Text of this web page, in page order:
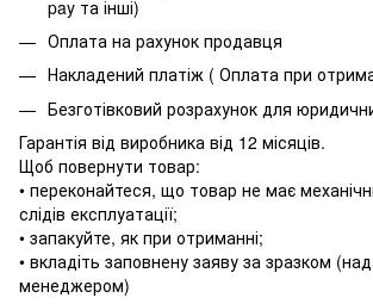
pay та інші)
Оплата на рахунок продавця
Накладений платіж ( Оплата при
Безготівковий розрахунок для
Гарантія від виробника від 12 місяців.
Щоб повернути товар:
• переконайтеся, що товар не має
слідів експлуатації;
• запакуйте, як при отриманні;
• вкладіть заповнену заяву за зразком
менеджером)